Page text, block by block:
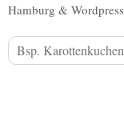
Hamburg & Wordpress